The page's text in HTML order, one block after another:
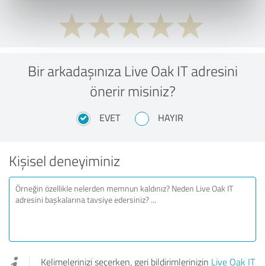
Bir arkadaşınıza Live Oak IT adresini
önerir misiniz?
EVET HAYIR
Kişisel deneyiminiz
Kelimelerinizi seçerken, geri bildirimlerinizin Live Oak IT